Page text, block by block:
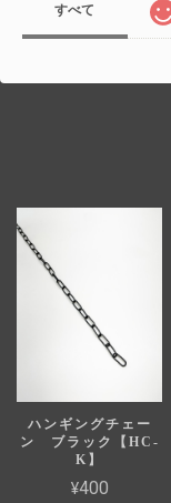
すべて
ハンギングチェー
ン ブラック【HC-
K】
¥400